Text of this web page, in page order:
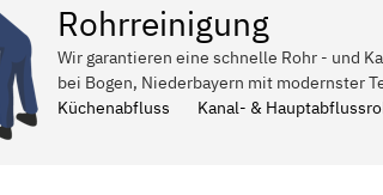
Rohrreinigung
Wir garantieren eine schnelle Rohr - und
bei Bogen, Niederbayern mit modernster
Küchenabfluss
Kanal- &